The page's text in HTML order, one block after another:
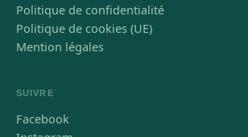
Politique de confidentialité
Politique de cookies (UE)
Mention légales
SUIVRE
Facebook